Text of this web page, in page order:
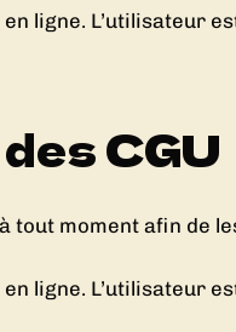
ligne. L’utilisateur
CGU
tout moment afin de
ligne. L’utilisateur